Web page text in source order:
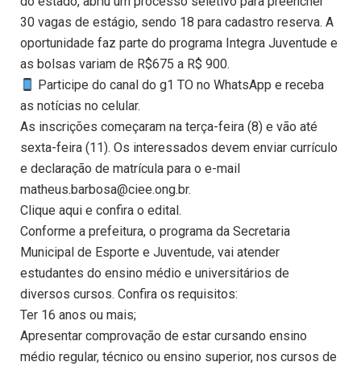
30 vagas de estágio, sendo 18 para cadastro reserva. A
oportunidade faz parte do programa Integra Juventude e
as bolsas variam de R$675 a R$ 900.
Participe do canal do g1 TO no WhatsApp e receba
as notícias no celular.
As inscrições começaram na terça-feira (8) e vão até
sexta-feira (11). Os interessados devem enviar currículo
e declaração de matrícula para o e-mail
matheus.barbosa@ciee.ong.br.
Clique aqui e confira o edital.
Conforme a prefeitura, o programa da Secretaria
Municipal de Esporte e Juventude, vai atender
estudantes do ensino médio e universitários de
diversos cursos. Confira os requisitos:
Ter 16 anos ou mais;
Apresentar comprovação de estar cursando ensino
médio regular, técnico ou ensino superior, nos cursos de